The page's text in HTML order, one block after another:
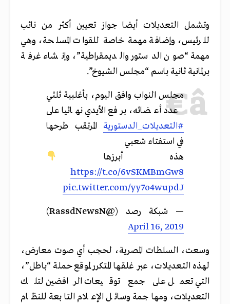
وتشمل التعديلات أيضا جواز تعيين أكثر من نائب
للرئيس، وإضافة مهمة خاصة للقوات المسلحة، وهي
مهمة “صون الدستور والديمقراطية”، وإنشاء غرفة
برلمانية ثانية باسم “مجلس الشيوخ”.
مجلس النواب وافق اليوم، بأغلبية ثلثي
عدد أعضائه، برفع الأيدي نهائيا على
#التعديلات_الدستورية المرتقب طرحها
في استفتاء شعبي
هذه أبرزها
https://t.co/6vSKMBmGw8
pic.twitter.com/yy7o4wupdJ
— شبكة رصد (@RassdNewsN)
April 16, 2019
وسعت، السلطات المصرية، لحجب أي صوت معارض،
لهذه التعديلات، عبر غلقها المتكرر لموقع حملة “باطل”،
التي تعمل على جمع توقيعات الرافضين لتلك
التعديلات، ومهاجمة وسائل الإعلام التابعة للنظام